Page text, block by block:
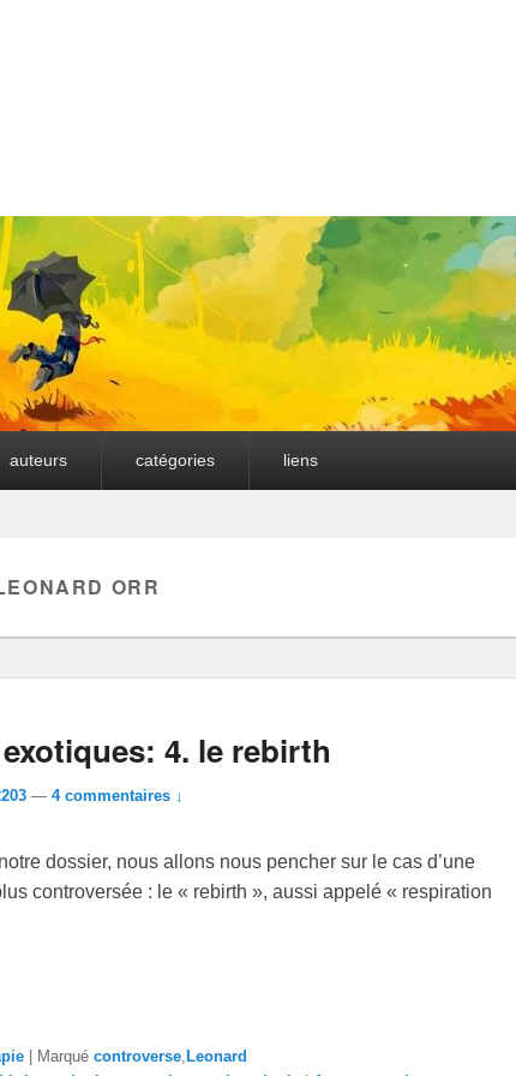
auteurs catégories liens
ORR
4. le rebirth
— 4 commentaires ↓
dossier, nous allons nous pencher sur le cas d’une
controversée : le « rebirth », aussi appelé « respiration
Marqué controverse Leonard